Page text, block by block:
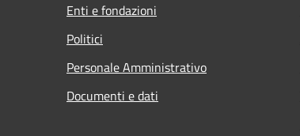
Enti e fondazioni
Politici
Personale Amministrativo
Documenti e dati